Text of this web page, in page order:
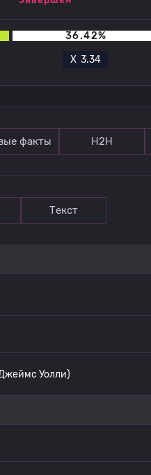
36.42%
Х 3.34
факты Н2Н
Текст
Уолли)